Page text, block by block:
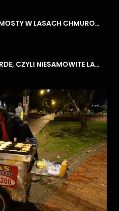
WISZĄCE MOSTY W LASACH CHMUROWYCH MONTEVERDE
MONTEVERDE, CZYLI NIESAMOWITE LASY CHMUROWE